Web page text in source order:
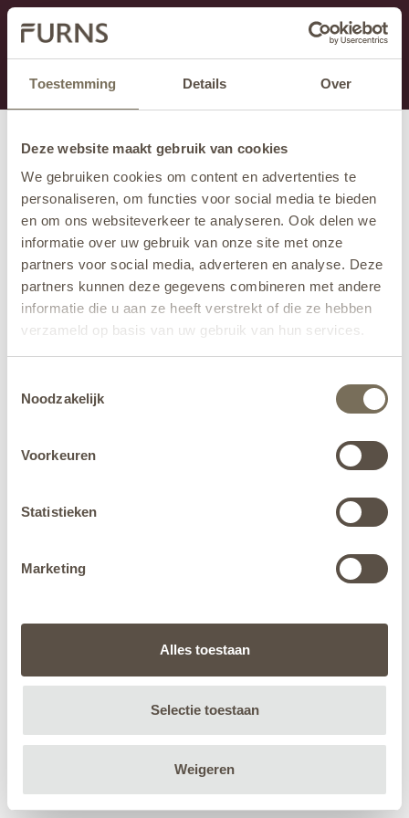
Toestemming Details Over
Deze website maakt gebruik van cookies
We gebruiken cookies om content en advertenties te
personaliseren, om functies voor social media te bieden
en om ons websiteverkeer te analyseren. Ook delen we
informatie over uw gebruik van onze site met onze
partners voor social media, adverteren en analyse. Deze
partners kunnen deze gegevens combineren met andere
informatie die u aan ze heeft verstrekt of die ze hebben
verzameld op basis van uw gebruik van hun services.
jehier.
Noodzakelijk
Voorkeuren
Statistieken
Marketing
Alles toestaan
Selectie toestaan
Weigeren
Dit onderdeel is momenteel in onderhoud.
Als je informatie mist kun je ons bellen +31 413 274
168 of mailen
info@furns.com